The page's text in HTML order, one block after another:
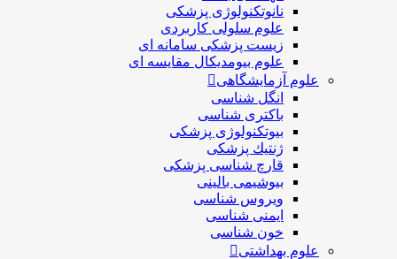
نانوتکنولوژی پزشکی
علوم سلولی کاربردی
زیست پزشکی سامانه ای
علوم بیومدیکال مقایسه ای
علوم آزمایشگاهی
انگل شناسی
باکتری شناسی
بیوتکنولوژی پزشکی
ژنتيك پزشکی
قارچ شناسی پزشكی
بیوشیمی بالینی
ویروس شناسی
ایمنی شناسی
خون شناسی
علوم بهداشتی